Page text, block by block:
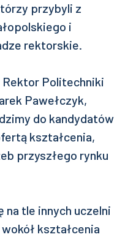
przybyli z
i
rektorskie.
Rektor Politechniki
Pawełczyk,
do kandydatów
kształcenia,
przyszłego rynku
tle innych uczelni
kształcenia